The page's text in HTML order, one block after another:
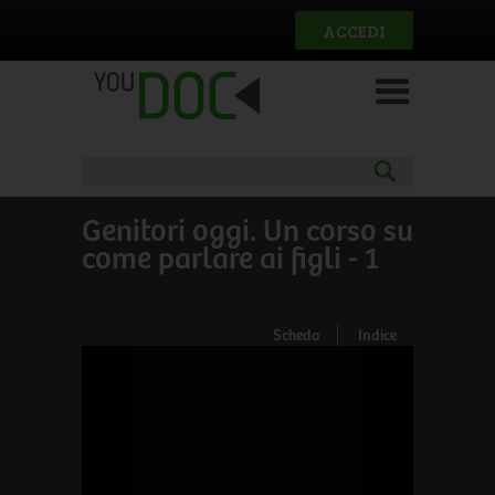
ACCEDI
Genitori oggi. Un corso su
come parlare ai figli - 1
Scheda Indice